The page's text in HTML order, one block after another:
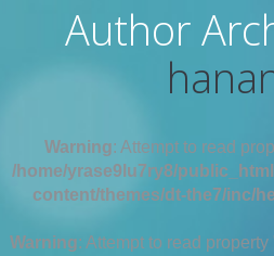
Author
Warning: Attempt to read
/home/yrase9lu7ry8/
content/themes/dt-the7/inc/
Warning: Attempt to read